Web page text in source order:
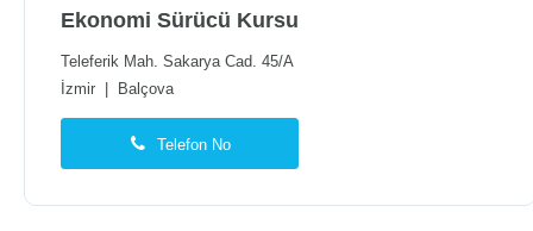
Ekonomi Sürücü Kursu
Teleferik Mah. Sakarya Cad. 45/A
İzmir
Balçova
Telefon No